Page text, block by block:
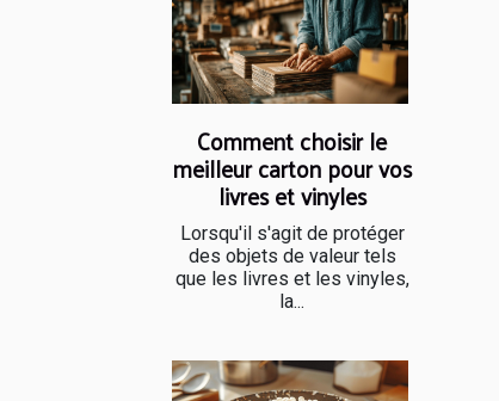
Comment choisir le
meilleur carton pour vos
livres et vinyles
Lorsqu'il s'agit de protéger
des objets de valeur tels
que les livres et les vinyles,
la...